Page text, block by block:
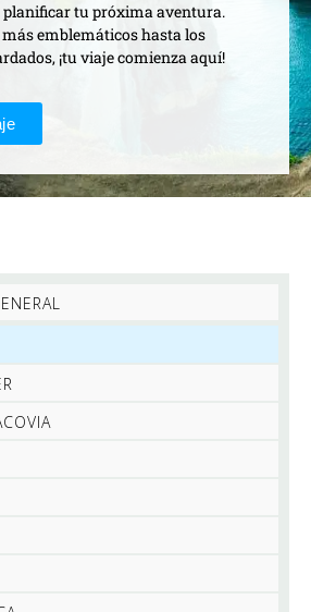
planificar tu próxima aventura.
más emblemáticos hasta los
¡tu viaje comienza aquí!